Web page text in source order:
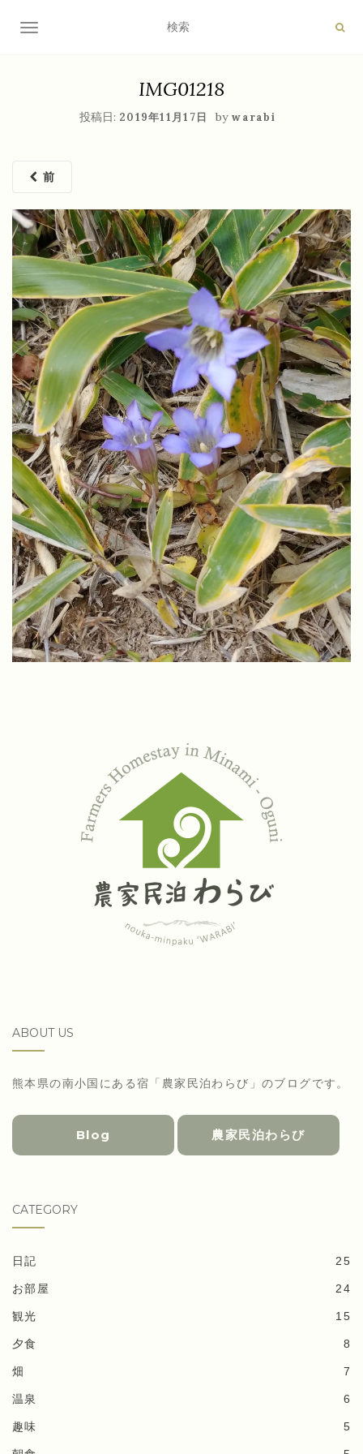
ナビゲーション切り替え
IMG01218
投稿日: 2019年11月17日 by warabi
前
ABOUT US
熊本県の南小国にある宿「農家民泊わらび」のブログです。
Blog 農家民泊わらび
CATEGORY
日記 25
お部屋 24
観光 15
夕食 8
畑 7
温泉 6
趣味 5